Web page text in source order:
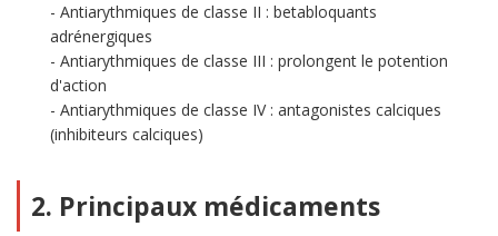
Antiarythmiques de classe II : betabloquants
adrénergiques
Antiarythmiques de classe III : prolongent le potention
d'action
Antiarythmiques de classe IV : antagonistes calciques
(inhibiteurs calciques)
2. Principaux médicaments